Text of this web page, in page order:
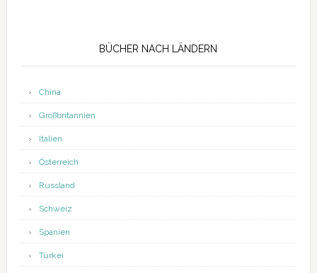
BÜCHER NACH LÄNDERN
China
Großbritannien
Italien
Österreich
Russland
Schweiz
Spanien
Türkei